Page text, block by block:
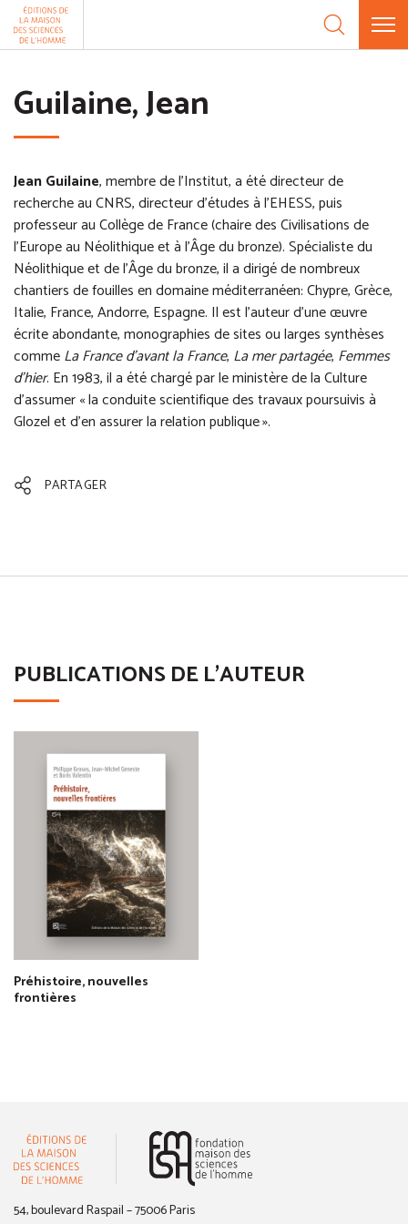
Aller au contenu
Guilaine, Jean
Jean Guilaine, membre de l'Institut, a été directeur de
recherche au CNRS, directeur d’études à l’EHESS, puis
professeur au Collège de France (chaire des Civilisations de
l’Europe au Néolithique et à l’Âge du bronze). Spécialiste du
Néolithique et de l’Âge du bronze, il a dirigé de nombreux
chantiers de fouilles en domaine méditerranéen: Chypre, Grèce,
Italie, France, Andorre, Espagne. Il est l’auteur d’une œuvre
écrite abondante, monographies de sites ou larges synthèses
commeLa France d’avant la France, La mer partagée, Femmes
d’hier. En 1983, il a été chargé par le ministère de la Culture
d’assumer « la conduite scientifique des travaux poursuivis à
Glozel et d’en assurer la relation publique ».
PARTAGER
PUBLICATIONS DE L'AUTEUR
Préhistoire, nouvelles
frontières
54, boulevard Raspail – 75006 Paris
Panneau de gestion des cookies